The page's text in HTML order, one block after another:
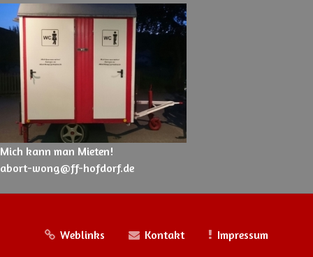
Mich kann man Mieten!
abort-wong@ff-hofdorf.de
Weblinks Kontakt Impressum